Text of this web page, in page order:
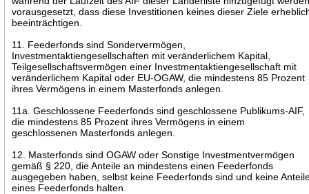
vorausgesetzt, dass diese Investitionen keines dieser Ziele
beeinträchtigen.
11. Feederfonds sind Sondervermögen,
Investmentaktiengesellschaften mit veränderlichem Kapital,
Teilgesellschaftsvermögen einer Investmentaktiengesellschaft mit
veränderlichem Kapital oder EU-OGAW, die mindestens 85 Prozent
ihres Vermögens in einem Masterfonds anlegen.
11a. Geschlossene Feederfonds sind geschlossene Publikums-AIF,
die mindestens 85 Prozent ihres Vermögens in einem
geschlossenen Masterfonds anlegen.
12. Masterfonds sind OGAW oder Sonstige Investmentvermögen
gemäß § 220, die Anteile an mindestens einen Feederfonds
ausgegeben haben, selbst keine Feederfonds sind und keine
eines Feederfonds halten.